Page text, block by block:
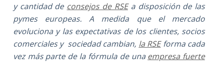
y cantidad de consejos de RSE a disposición de las
pymes europeas. A medida que el mercado
evoluciona y las expectativas de los clientes, socios
comerciales y sociedad cambian, la RSEforma cada
vez más parte de la fórmula de una empresa fuerte